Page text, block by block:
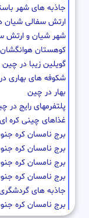
جاذبه های شهر
ارتش سفالی شیان
شهر شیان و ارتش
کوهستان
گویلین زیبا در چین
شکوفه های بهاری
بهار در چین
پلتفرمهای رایج در
غذاهای چینی کره
برج نامسان کره
برج نامسان کره
برج نامسان کره
برج نامسان کره
جاذبه های
برج نامسان کره